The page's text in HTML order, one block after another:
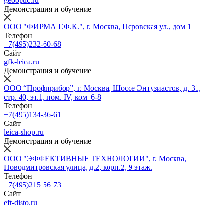
Демонстрация и обучение
ООО "ФИРМА Г.Ф.К.", г. Москва, Перовская ул., дом 1
Телефон
+7(495)232-60-68
Сайт
gfk-leica.ru
Демонстрация и обучение
ООО “Профприбор”, г. Москва, Шоссе Энтузиастов, д. 31,
стр. 40, эт.1, пом. IV, ком. 6-8
Телефон
+7(495)134-36-61
Сайт
leica-shop.ru
Демонстрация и обучение
ООО "ЭФФЕКТИВНЫЕ ТЕХНОЛОГИИ", г. Москва,
Новодмитровская улица, д.2, корп.2, 9 этаж.
Телефон
+7(495)215-56-73
Сайт
eft-disto.ru